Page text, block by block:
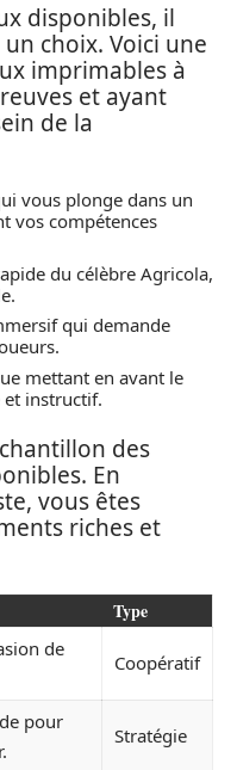
disponibles, il
choix. Voici une
imprimables à
et ayant
de la
vous plonge dans un
vos compétences
du célèbre Agricola,
qui demande
mettant en avant le
et instructif.
des
En
vous êtes
riches et
Type
de
Coopératif
pour
Stratégie